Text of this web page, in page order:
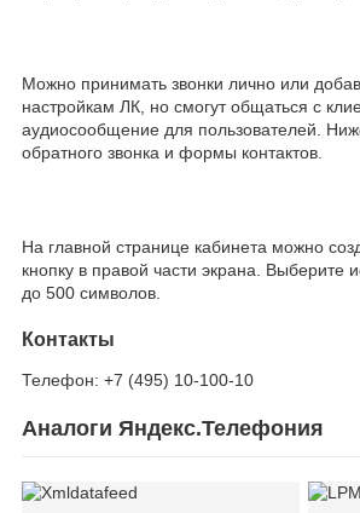
Можно принимать звонки лично или
настройкам ЛК, но смогут общаться с
аудиосообщение для пользователей.
обратного звонка и формы контактов.
На главной странице кабинета можно
кнопку в правой части экрана.
до 500 символов.
Контакты
Телефон: +7 (495) 10-100-10
Аналоги Яндекс.Телефония